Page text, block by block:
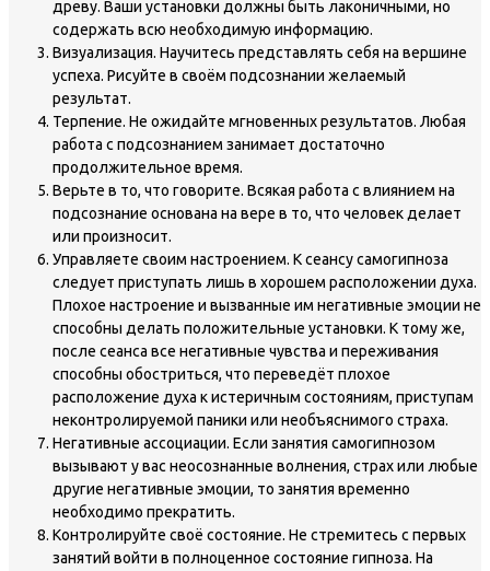
древу. Ваши установки должны быть лаконичными, но
содержать всю необходимую информацию.
Визуализация. Научитесь представлять себя на вершине
успеха. Рисуйте в своём подсознании желаемый
результат.
Терпение. Не ожидайте мгновенных результатов. Любая
работа с подсознанием занимает достаточно
продолжительное время.
Верьте в то, что говорите. Всякая работа с влиянием на
подсознание основана на вере в то, что человек делает
или произносит.
Управляете своим настроением. К сеансу самогипноза
следует приступать лишь в хорошем расположении духа.
Плохое настроение и вызванные им негативные эмоции не
способны делать положительные установки. К тому же,
после сеанса все негативные чувства и переживания
способны обостриться, что переведёт плохое
расположение духа к истеричным состояниям, приступам
неконтролируемой паники или необъяснимого страха.
Негативные ассоциации. Если занятия самогипнозом
вызывают у вас неосознанные волнения, страх или любые
другие негативные эмоции, то занятия временно
необходимо прекратить.
Контролируйте своё состояние. Не стремитесь с первых
занятий войти в полноценное состояние гипноза. На